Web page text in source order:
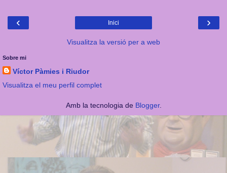
‹ ›
Inici
Visualitza la versió per a web
Sobre mi
Víctor Pàmies i Riudor
Visualitza el meu perfil complet
Amb la tecnologia de Blogger.